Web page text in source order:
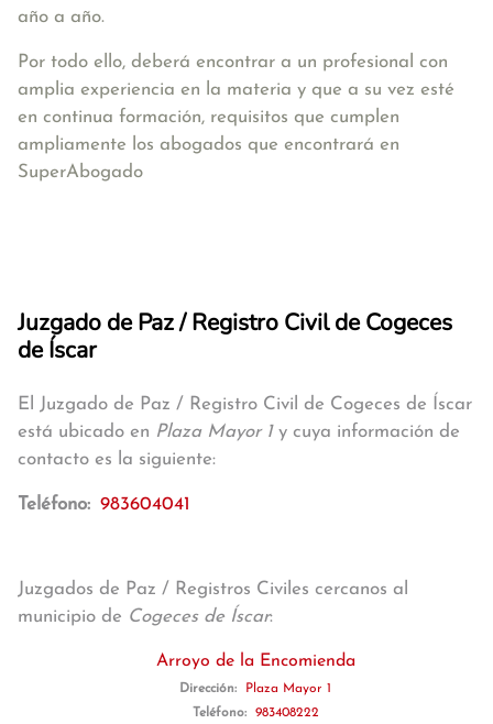
año a año.
Por todo ello, deberá encontrar a un profesional con
amplia experiencia en la materia y que a su vez esté
en continua formación, requisitos que cumplen
ampliamente los abogados que encontrará en
SuperAbogado
Juzgado de Paz / Registro Civil de Cogeces
de Íscar
El Juzgado de Paz / Registro Civil de Cogeces de Íscar
está ubicado en Plaza Mayor 1y cuya información de
contacto es la siguiente:
Teléfono: 983604041
Juzgados de Paz / Registros Civiles cercanos al
municipio de Cogeces de Íscar:
Arroyo de la Encomienda
Dirección:
Plaza Mayor 1
Teléfono:
983408222